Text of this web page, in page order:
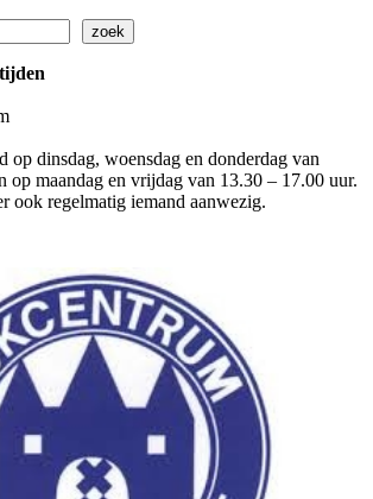
zoek
op dinsdag, woensdag en donderdag van
op maandag en vrijdag van 13.30 – 17.00 uur.
ook regelmatig iemand aanwezig.